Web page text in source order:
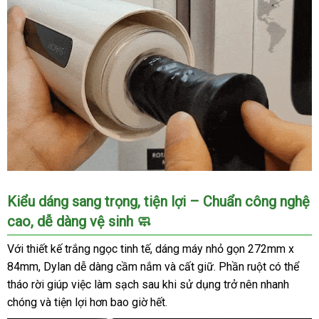
Mua
âm
đạo
giả
tự
động
SVAKOM
Dylan,
Kiểu dáng sang trọng, tiện lợi – Chuẩn công nghệ
cao, dễ dàng vệ sinh 🧼
Với thiết kế trắng ngọc tinh tế, dáng máy nhỏ gọn 272mm x
84mm, Dylan dễ dàng cầm nắm và cất giữ. Phần ruột có thể
tháo rời giúp việc làm sạch sau khi sử dụng trở nên nhanh
chóng và tiện lợi hơn bao giờ hết.